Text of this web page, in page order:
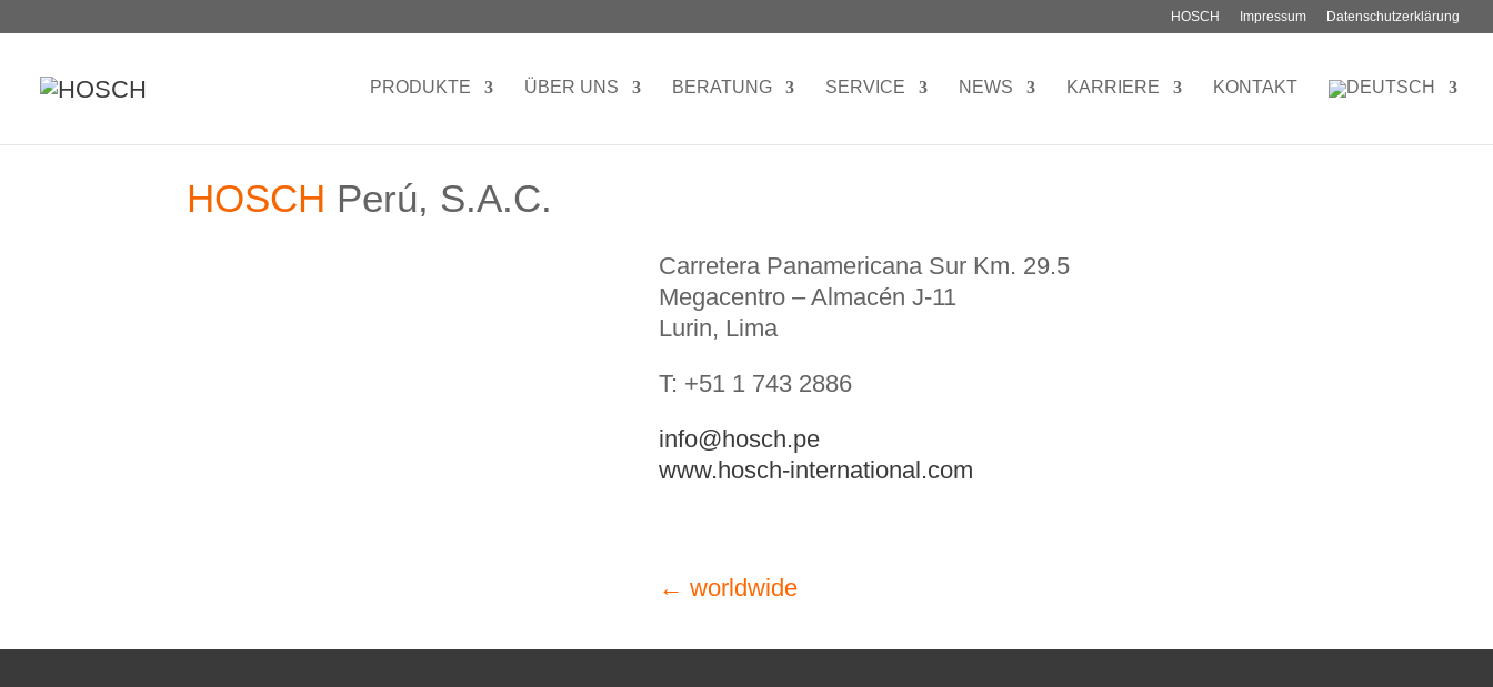
HOSCH Impressum Datenschutzerklärung
PRODUKTE ÜBER UNS BERATUNG SERVICE NEWS KARRIERE KONTAKT
HOSCH Perú, S.A.C.
Carretera Panamericana Sur Km. 29.5
Megacentro – Almacén J-11
Lurin, Lima
T: +51 1 743 2886
info@hosch.pe
www.hosch-international.com
← worldwide